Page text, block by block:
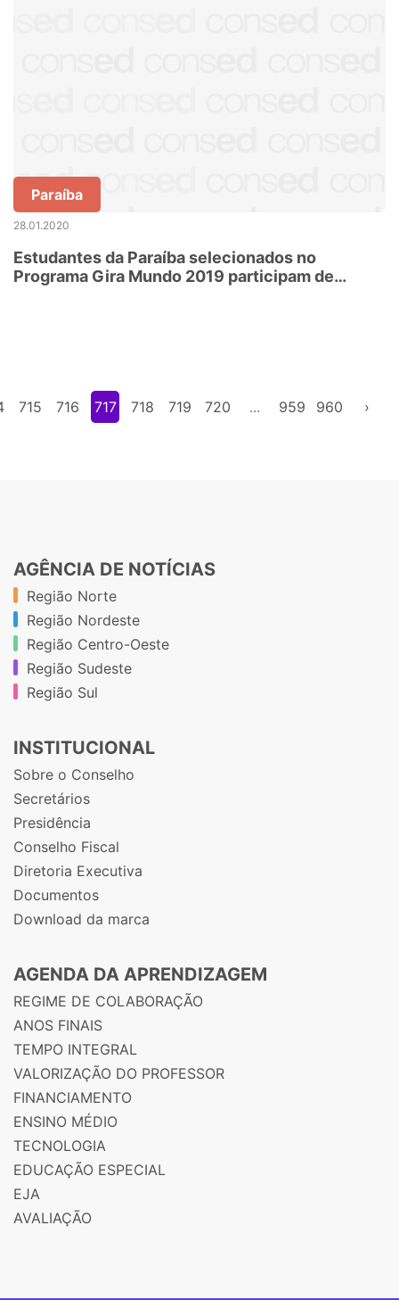
Paraíba
28.01.2020
Estudantes da Paraíba selecionados no
Programa Gira Mundo 2019 participam de
715 716 717 718 719 720 ... 959 960 ›
AGÊNCIA DE NOTÍCIAS
Região Norte
Região Nordeste
Região Centro-Oeste
Região Sudeste
Região Sul
INSTITUCIONAL
Sobre o Conselho
Secretários
Presidência
Conselho Fiscal
Diretoria Executiva
Documentos
Download da marca
AGENDA DA APRENDIZAGEM
REGIME DE COLABORAÇÃO
ANOS FINAIS
TEMPO INTEGRAL
VALORIZAÇÃO DO PROFESSOR
FINANCIAMENTO
ENSINO MÉDIO
TECNOLOGIA
EDUCAÇÃO ESPECIAL
EJA
AVALIAÇÃO